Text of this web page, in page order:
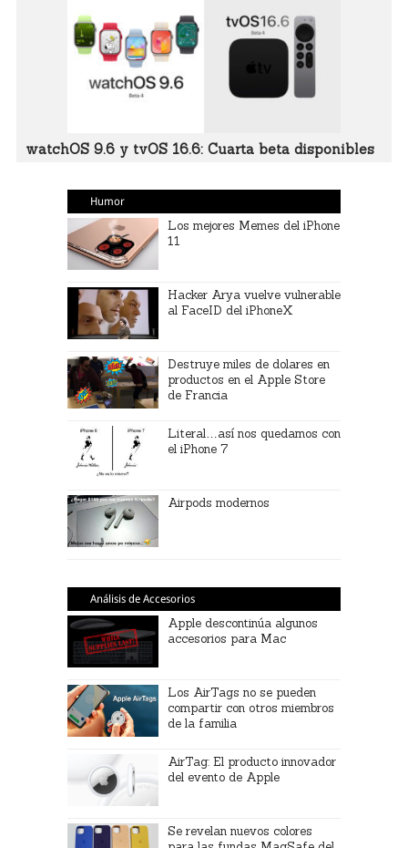
watchOS 9.6 y tvOS 16.6: Cuarta beta disponibles
Humor
Los mejores Memes del iPhone
11
Hacker Arya vuelve vulnerable
al FaceID del iPhoneX
Destruye miles de dolares en
productos en el Apple Store
de Francia
Literal…así nos quedamos con
el iPhone 7
Airpods modernos
Análisis de Accesorios
Apple descontinúa algunos
accesorios para Mac
Los AirTags no se pueden
compartir con otros miembros
de la familia
AirTag: El producto innovador
del evento de Apple
Se revelan nuevos colores